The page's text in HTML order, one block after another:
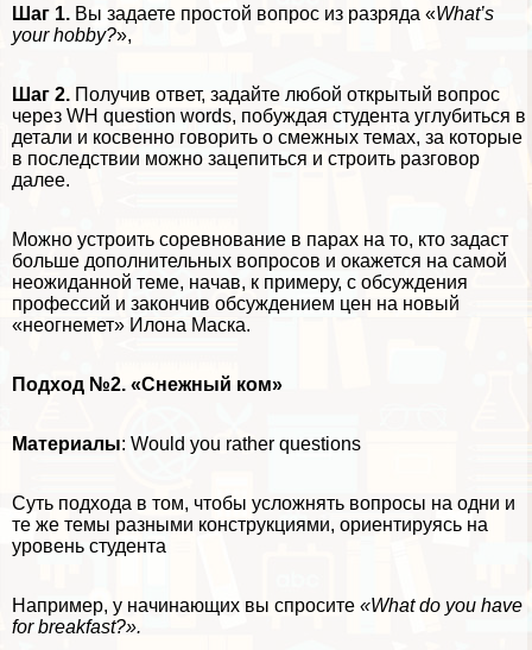
Шаг 1. Вы задаете простой вопрос из разряда «What’s
your hobby?»,
Шаг 2. Получив ответ, задайте любой открытый вопрос
через WH question words, побуждая студента углубиться в
детали и косвенно говорить о смежных темах, за которые
в последствии можно зацепиться и строить разговор
далее.
Можно устроить соревнование в парах на то, кто задаст
больше дополнительных вопросов и окажется на самой
неожиданной теме, начав, к примеру, с обсуждения
профессий и закончив обсуждением цен на новый
«неогнемет» Илона Маска.
Подход №2. «Снежный ком»
Материалы: Would you rather questions
Суть подхода в том, чтобы усложнять вопросы на одни и
те же темы разными конструкциями, ориентируясь на
уровень студента
Например, у начинающих вы спросите «What do you have
for breakfast?».